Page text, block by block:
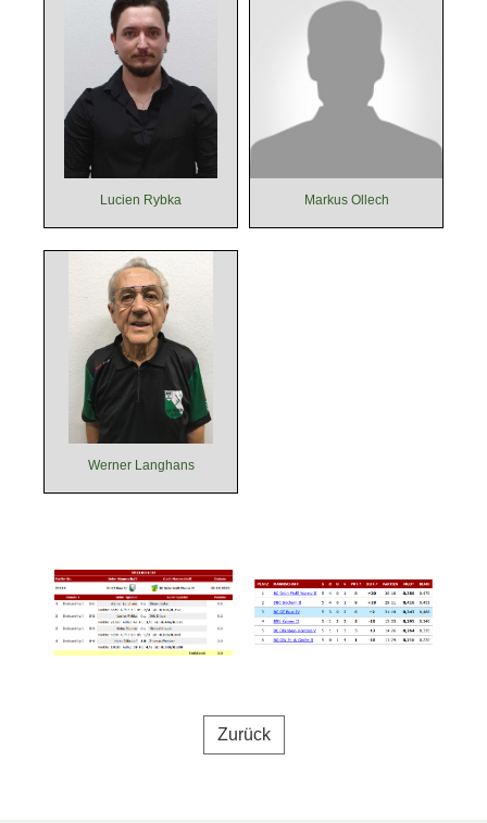
Lucien Rybka Markus Ollech
Werner Langhans
Zurück